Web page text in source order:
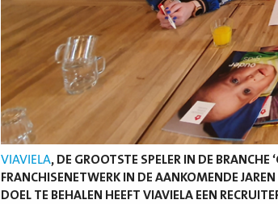
VIAVIELA, DE GROOTSTE SPELER IN DE
FRANCHISENETWERK IN DE AANKOMENDE
DOEL TE BEHALEN HEEFT VIAVIELA EEN